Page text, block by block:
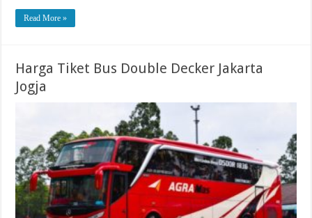
Read More »
Harga Tiket Bus Double Decker Jakarta
Jogja